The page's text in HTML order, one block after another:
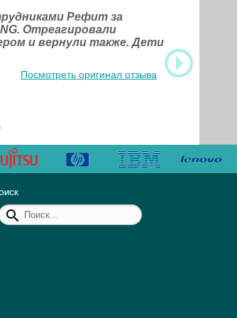
Рефит за
Отреагировали
и вернули также. Дети
Посмотреть оригинал отзыва